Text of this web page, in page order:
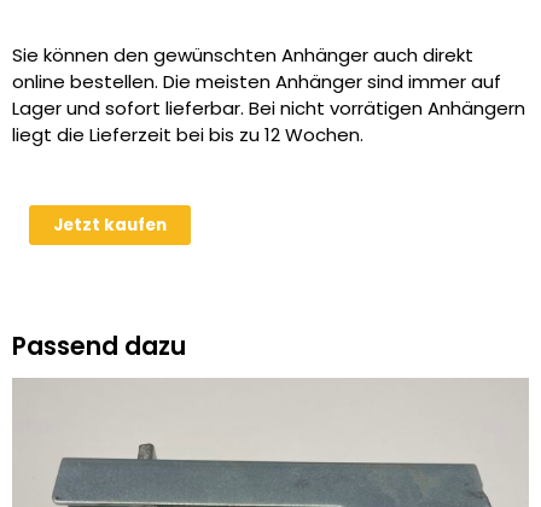
Sie können den gewünschten Anhänger auch direkt
online bestellen. Die meisten Anhänger sind immer auf
Lager und sofort lieferbar. Bei nicht vorrätigen Anhängern
liegt die Lieferzeit bei bis zu 12 Wochen.
Humbaur
HK
kg
Kofferanhänger
Menge
Jetzt kaufen
Passend dazu